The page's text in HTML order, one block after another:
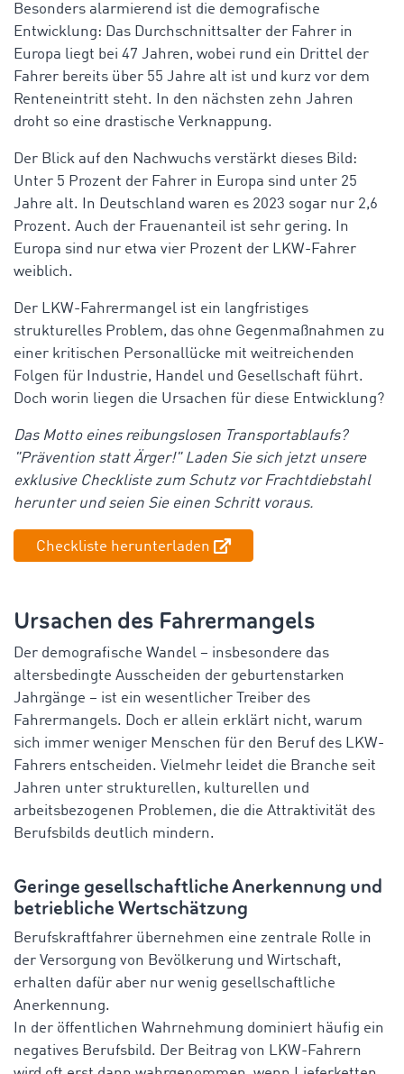
Besonders alarmierend ist die demografische
Entwicklung: Das Durchschnittsalter der Fahrer in
Europa liegt bei 47 Jahren, wobei rund ein Drittel der
Fahrer bereits über 55 Jahre alt ist und kurz vor dem
Renteneintritt steht. In den nächsten zehn Jahren
droht so eine drastische Verknappung.
Der Blick auf den Nachwuchs verstärkt dieses Bild:
Unter 5 Prozent der Fahrer in Europa sind unter 25
Jahre alt. In Deutschland waren es 2023 sogar nur 2,6
Prozent. Auch der Frauenanteil ist sehr gering. In
Europa sind nur etwa vier Prozent der LKW-Fahrer
weiblich.
Der LKW-Fahrermangel ist ein langfristiges
strukturelles Problem, das ohne Gegenmaßnahmen zu
einer kritischen Personallücke mit weitreichenden
Folgen für Industrie, Handel und Gesellschaft führt.
Doch worin liegen die Ursachen für diese Entwicklung?
Das Motto eines reibungslosen Transportablaufs?
"Prävention statt Ärger!" Laden Sie sich jetzt unsere
exklusive Checkliste zum Schutz vor Frachtdiebstahl
herunter und seien Sie einen Schritt voraus.
Checkliste herunterladen
Ursachen des Fahrermangels
Der demografische Wandel – insbesondere das
altersbedingte Ausscheiden der geburtenstarken
Jahrgänge – ist ein wesentlicher Treiber des
Fahrermangels. Doch er allein erklärt nicht, warum
sich immer weniger Menschen für den Beruf des LKW-
Fahrers entscheiden. Vielmehr leidet die Branche seit
Jahren unter strukturellen, kulturellen und
arbeitsbezogenen Problemen, die die Attraktivität des
Berufsbilds deutlich mindern.
Geringe gesellschaftliche Anerkennung und
betriebliche Wertschätzung
Berufskraftfahrer übernehmen eine zentrale Rolle in
der Versorgung von Bevölkerung und Wirtschaft,
erhalten dafür aber nur wenig gesellschaftliche
Anerkennung.
In der öffentlichen Wahrnehmung dominiert häufig ein
negatives Berufsbild. Der Beitrag von LKW-Fahrern